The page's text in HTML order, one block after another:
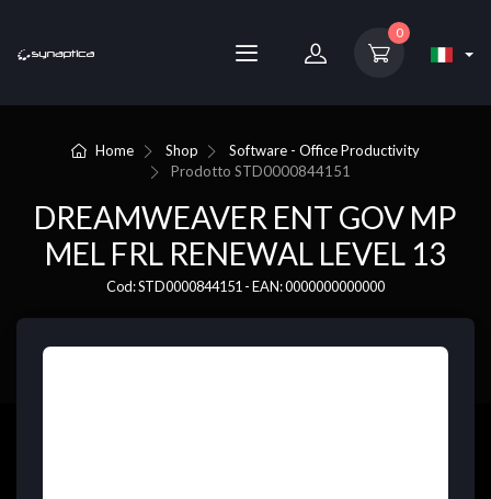
0
Home Shop
Software - Office Productivity
ProdottoSTD0000844151
DREAMWEAVER ENT GOV MP
MEL FRL RENEWAL LEVEL 13
Cod: STD0000844151 - EAN: 0000000000000